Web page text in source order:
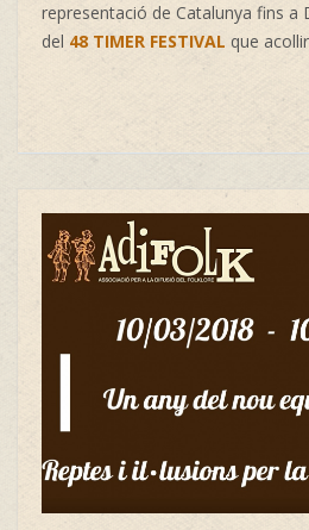
representació de Catalunya fins a
del 48 TIMER FESTIVAL que